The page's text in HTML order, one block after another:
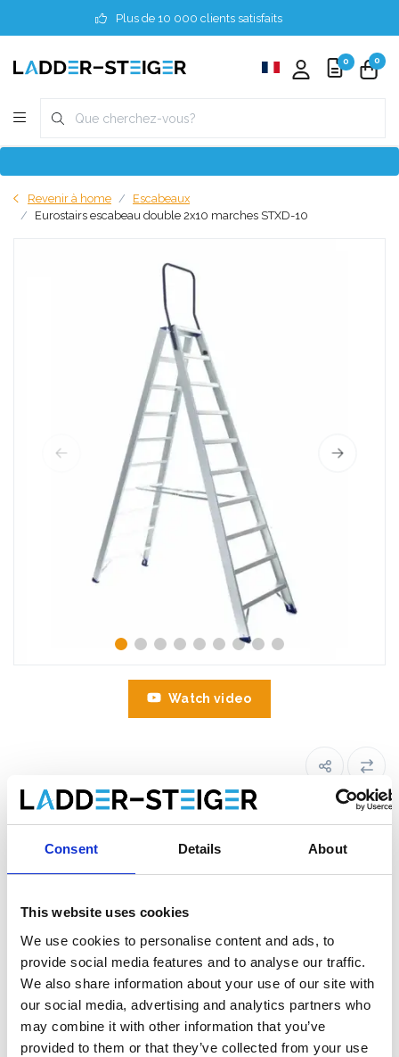
Consent Details About
This website uses cookies
We use cookies to personalise content and ads, to
provide social media features and to analyse our traffic.
We also share information about your use of our site with
our social media, advertising and analytics partners who
may combine it with other information that you’ve
provided to them or that they’ve collected from your use
Plus de 10 000 clients satisfaits
0 0
Revenir à home
Escabeaux
Eurostairs escabeau double 2x10 marches STXD-10
Watch video
Eurostairs escabeau double 2x10
marches STXD-10
Faites votre choix:
Eurostairs escabeau double 2x10 marches STXD-10
€316,00 €335,21 HT
€382,36 €405,60 TTC
Livraison gratuite en 1-3 jours ouvrables, ou ramasser à